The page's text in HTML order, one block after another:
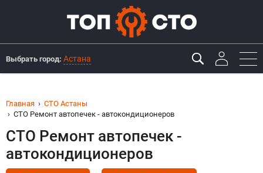
Выбрать город: Астана
Главная
СТО Астаны
СТО Ремонт автопечек - автокондиционеров
СТО Ремонт автопечек -
автокондиционеров